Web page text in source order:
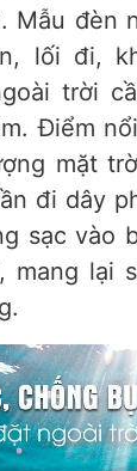
Mẫu đèn
lối đi,
trời
Điểm
mặt
đi dây
sạc vào
mang lại